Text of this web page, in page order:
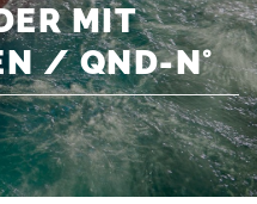
MIT
/ QND-N°